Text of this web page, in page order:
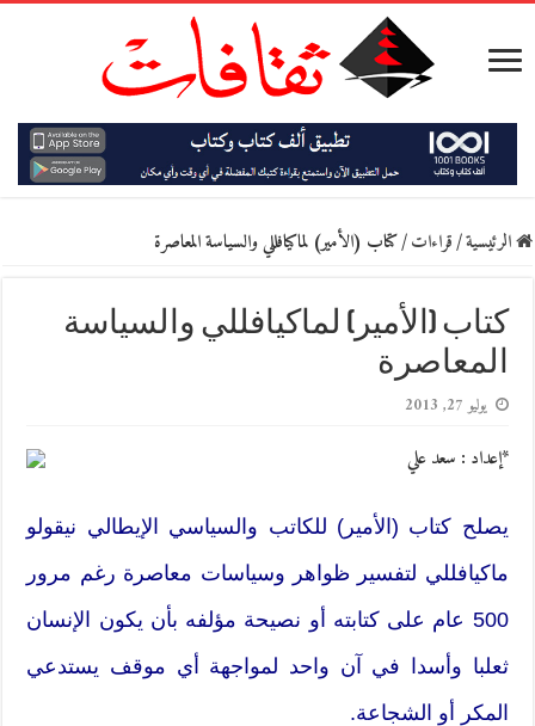
الرئيسية/قراءات/كتاب (الأمير) لماكيافللي والسياسة المعاصرة
كتاب (الأمير) لماكيافللي والسياسة
المعاصرة
يوليو 27, 2013
*إعداد : سعد علي
يصلح كتاب (الأمير) للكاتب والسياسي الإيطالي نيقولو
ماكيافللي لتفسير ظواهر وسياسات معاصرة رغم مرور
500 عام على كتابته أو نصيحة مؤلفه بأن يكون الإنسان
ثعلبا وأسدا في آن واحد لمواجهة أي موقف يستدعي
المكر أو الشجاعة.